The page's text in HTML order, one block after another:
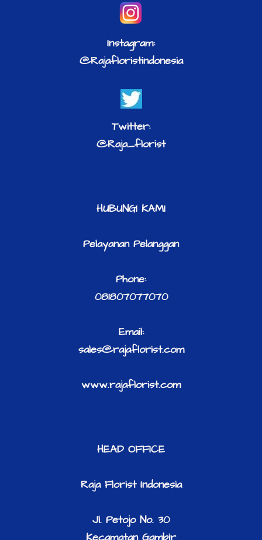
Instagram:
@Rajafloristindonesia
Twitter:
@Raja_florist
HUBUNGI KAMI
Pelayanan Pelanggan
Phone:
081807077070
Email:
​sales@rajaflorist.com
www.rajaflorist.com
HEAD OFFICE
Raja Florist Indonesia
Jl. Petojo No. 30